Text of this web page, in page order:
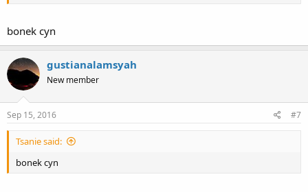
bonek cyn
gustianalamsyah
New member
Sep 15, 2016 #7
Tsanie said:
bonek cyn